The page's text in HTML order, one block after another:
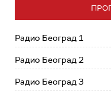
Радио Београд 1
Радио Београд 2
Радио Београд 3